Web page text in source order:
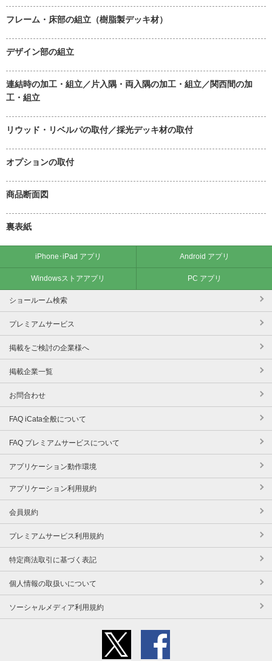
フレーム・床部の組立（樹脂製デッキ材）
デザイン部の組立
連結時の加工・組立／片入隅・両入隅の加工・組立／関西間の加
工・組立
リウッド・リベルパの取付／採光デッキ材の取付
オプションの取付
商品断面図
裏表紙
iPhone･iPad アプリ Android アプリ
Windowsストアアプリ PC アプリ
ショールーム検索
プレミアムサービス
掲載をご検討の企業様へ
掲載企業一覧
お問合わせ
FAQ iCata全般について
FAQ プレミアムサービスについて
アプリケーション動作環境
アプリケーション利用規約
会員規約
プレミアムサービス利用規約
特定商法取引に基づく表記
個人情報の取扱いについて
ソーシャルメディア利用規約